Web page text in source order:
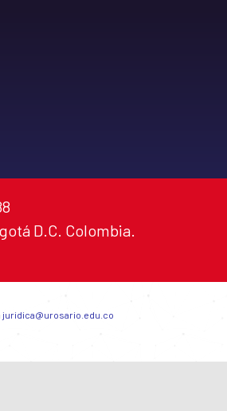
D.C. Colombia.
juridica@urosario.edu.co